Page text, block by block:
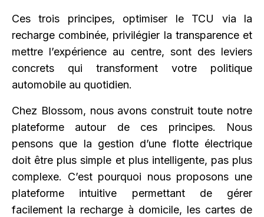
Ces trois principes, optimiser le TCU via la
recharge combinée, privilégier la transparence et
mettre l’expérience au centre, sont des leviers
concrets qui transforment votre politique
automobile au quotidien.
Chez Blossom, nous avons construit toute notre
plateforme autour de ces principes. Nous
pensons que la gestion d’une flotte électrique
doit être plus simple et plus intelligente, pas plus
complexe. C’est pourquoi nous proposons une
plateforme intuitive permettant de gérer
facilement la recharge à domicile, les cartes de